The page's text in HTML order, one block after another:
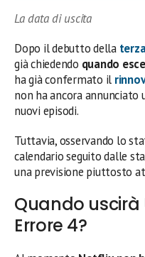
La data di uscita
Dopo il debutto della
già chiedendo quando
ha già confermato il
non ha ancora annunciato
nuovi episodi.
Tuttavia, osservando lo
calendario seguito dalle
una previsione piuttosto
Quando uscirà
Errore 4?